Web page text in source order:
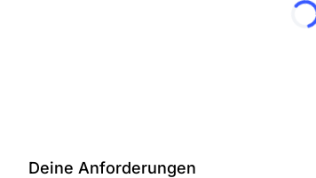
Deine Anforderungen